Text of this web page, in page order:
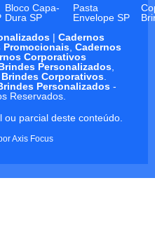
Bloco Capa-
Dura SP
Pasta
Envelope SP
| Cadernos
Promocionais, Cadernos
Corporativos
Personalizados,
Brindes Corporativos.
Personalizados -
Reservados.
ou parcial deste conteúdo.
Axis Focus